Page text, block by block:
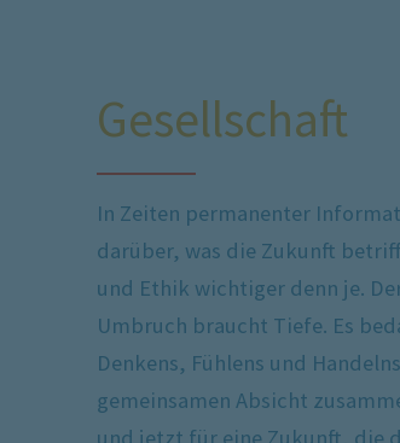
Gesellschaft
In Zeiten permanenter
darüber, was die Zukunft
und Ethik wichtiger denn je.
Umbruch braucht Tiefe. Es
Denkens, Fühlens und
gemeinsamen Absicht